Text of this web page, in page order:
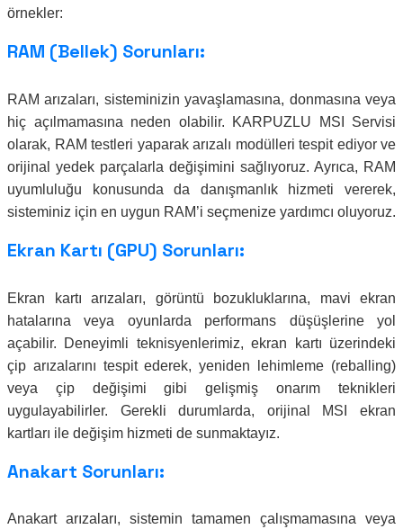
örnekler:
RAM (Bellek) Sorunları:
RAM arızaları, sisteminizin yavaşlamasına, donmasına veya
hiç açılmamasına neden olabilir. KARPUZLU MSI Servisi
olarak, RAM testleri yaparak arızalı modülleri tespit ediyor ve
orijinal yedek parçalarla değişimini sağlıyoruz. Ayrıca, RAM
uyumluluğu konusunda da danışmanlık hizmeti vererek,
sisteminiz için en uygun RAM’i seçmenize yardımcı oluyoruz.
Ekran Kartı (GPU) Sorunları:
Ekran kartı arızaları, görüntü bozukluklarına, mavi ekran
hatalarına veya oyunlarda performans düşüşlerine yol
açabilir. Deneyimli teknisyenlerimiz, ekran kartı üzerindeki
çip arızalarını tespit ederek, yeniden lehimleme (reballing)
veya çip değişimi gibi gelişmiş onarım teknikleri
uygulayabilirler. Gerekli durumlarda, orijinal MSI ekran
kartları ile değişim hizmeti de sunmaktayız.
Anakart Sorunları:
Anakart arızaları, sistemin tamamen çalışmamasına veya